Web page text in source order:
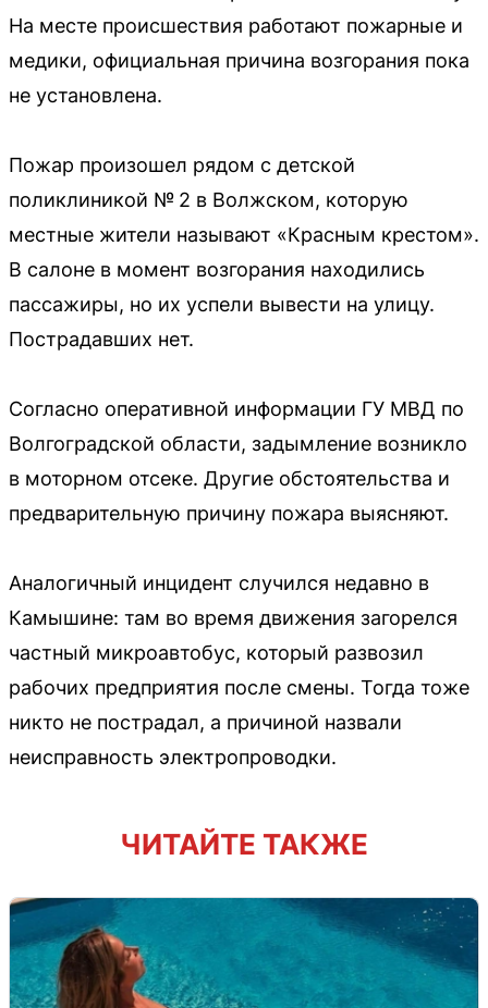
На месте происшествия работают пожарные и
медики, официальная причина возгорания пока
не установлена.
Пожар произошел рядом с детской
поликлиникой № 2 в Волжском, которую
местные жители называют «Красным крестом».
В салоне в момент возгорания находились
пассажиры, но их успели вывести на улицу.
Пострадавших нет.
Согласно оперативной информации ГУ МВД по
Волгоградской области, задымление возникло
в моторном отсеке. Другие обстоятельства и
предварительную причину пожара выясняют.
Аналогичный инцидент случился недавно в
Камышине: там во время движения загорелся
частный микроавтобус, который развозил
рабочих предприятия после смены. Тогда тоже
никто не пострадал, а причиной назвали
неисправность электропроводки.
ЧИТАЙТЕ ТАКЖЕ